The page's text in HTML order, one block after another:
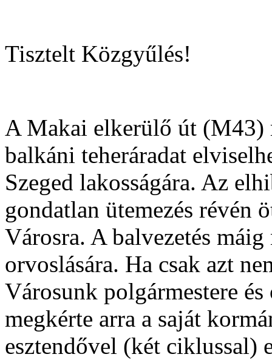
Tisztelt Közgyűlés!
A Makai elkerülő út (M43)
balkáni teheráradat
Szeged lakosságára. Az
gondatlan ütemezés révén
Városra. A balvezetés
orvoslására. Ha csak azt
Városunk polgármestere
megkérte arra a saját
esztendővel (két